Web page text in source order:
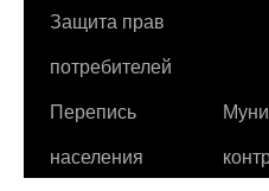
Защита прав
потребителей
Перепись
населения